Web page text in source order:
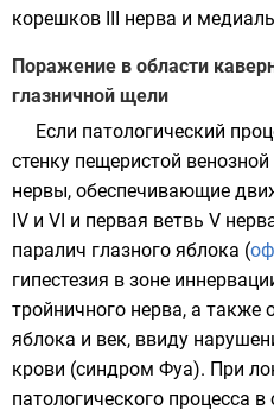
корешков III нерва и
Поражение в области
глазничной щели
Если патологический
стенку пещеристой
нервы, обеспечивающие
IV и VI и первая ветвь V
паралич глазного яблока (
гипестезия в зоне
тройничного нерва, а также
яблока и век, ввиду
крови (синдром Фуа). При
патологического процесса в